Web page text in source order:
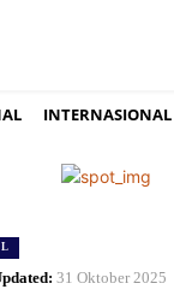
INTERNASIONAL
31 Oktober 2025